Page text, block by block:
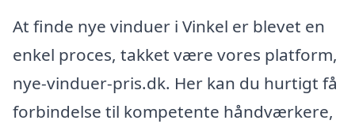
At finde nye vinduer i Vinkel er blevet en
enkel proces, takket være vores platform,
nye-vinduer-pris.dk. Her kan du hurtigt få
forbindelse til kompetente håndværkere,